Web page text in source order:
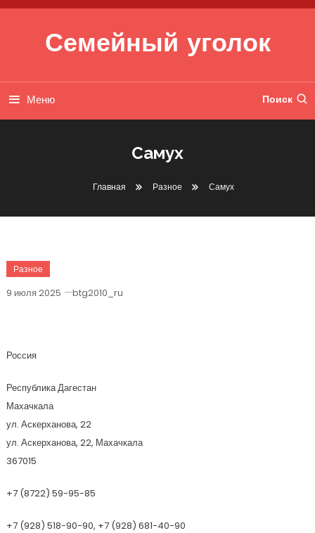
Перейти к содержимому
Семейный уголок
Меню Поиск
Самух
Главная Разное Самух
Разное
9 июля 2025 btg2010_ru
Россия
Республика Дагестан
Махачкала
ул. Аскерханова, 22
ул. Аскерханова, 22, Махачкала
367015
+7 (8722) 59-95-85
+7 (928) 518-90-90, +7 (928) 681-40-90